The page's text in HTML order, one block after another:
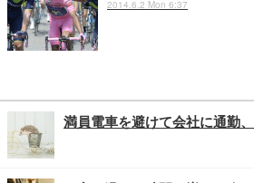
2014.6.2 Mon 6:37
満員電車を避けて会社に通勤